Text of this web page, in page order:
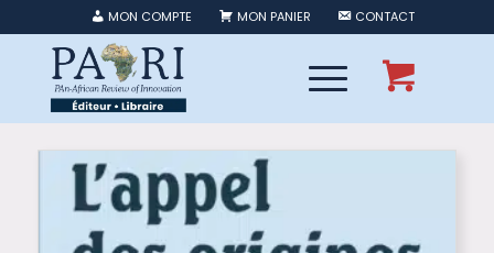
MON COMPTE MON PANIER CONTACT